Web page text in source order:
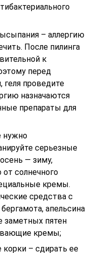
– аллергию
После пилинга
к
перед
геля проведите
назначаются
препараты для
нужно
серьезные
— зиму,
солнечного
кремы.
средства с
апельсина
заметных пятен
кремы;
– сдирать ее